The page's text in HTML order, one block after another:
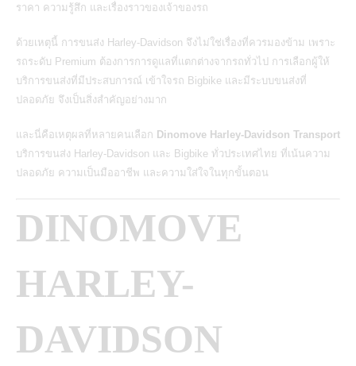
ราคา ความรู้สึก และเรื่องราวของเจ้าของรถ
ด้วยเหตุนี้ การขนส่ง Harley-Davidson จึงไม่ใช่เรื่องที่ควรมองข้าม เพราะ
รถระดับ Premium ต้องการการดูแลที่แตกต่างจากรถทั่วไป การเลือกผู้ให้
บริการขนส่งที่มีประสบการณ์ เข้าใจรถ Bigbike และมีระบบขนส่งที่
ปลอดภัย จึงเป็นสิ่งสำคัญอย่างมาก
และนี่คือเหตุผลที่หลายคนเลือก Dinomove Harley-Davidson Transport
บริการขนส่ง Harley-Davidson และ Bigbike ทั่วประเทศไทย ที่เน้นความ
ปลอดภัย ความเป็นมืออาชีพ และความใส่ใจในทุกขั้นตอน
DINOMOVE
HARLEY-
DAVIDSON